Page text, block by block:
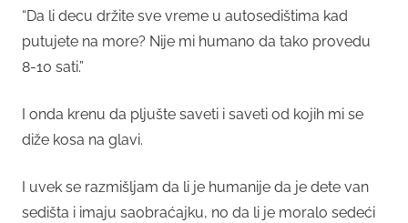
“Da li decu držite sve vreme u autosedištima kad
putujete na more? Nije mi humano da tako provedu
8-10 sati.”
I onda krenu da pljušte saveti i saveti od kojih mi se
diže kosa na glavi.
I uvek se razmišljam da li je humanije da je dete van
sedišta i imaju saobraćajku, no da li je moralo sedeći